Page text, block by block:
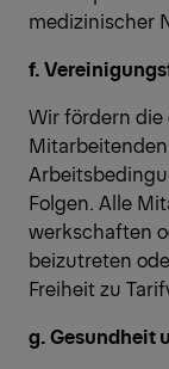
medizinischer
f.
Wir fördern
Folgen. Alle
werkschaften
beizutreten
Freiheit zu
g. Gesundheit